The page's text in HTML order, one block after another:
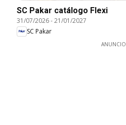
SC Pakar catálogo Flexi
31/07/2026-21/01/2027
SC Pakar
ANUNCIO